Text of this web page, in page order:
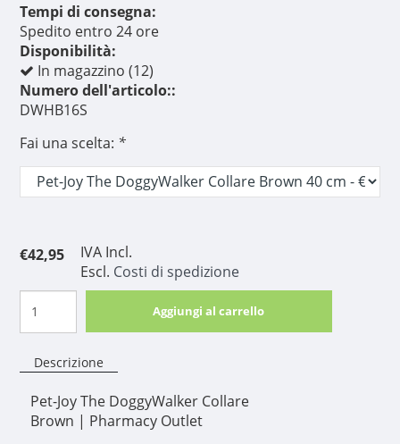
Tempi di consegna:
Spedito entro 24 ore
Disponibilità:
In magazzino (12)
Numero dell'articolo::
DWHB16S
Fai una scelta: *
€42,95
IVA Incl.
Escl. Costi di spedizione
Aggiungi al carrello
Descrizione
Pet-Joy The DoggyWalker Collare
Brown | Pharmacy Outlet